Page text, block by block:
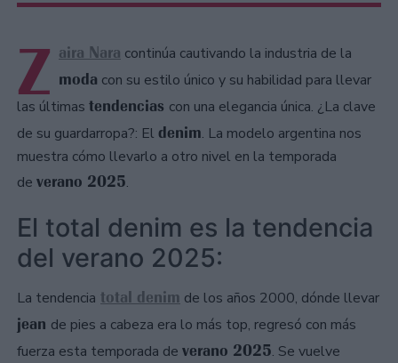
Z aira Nara continúa cautivando la industria de la
moda con su estilo único y su habilidad para llevar
las últimas tendencias con una elegancia única. ¿La clave
de su guardarropa?: El denim. La modelo argentina nos
muestra cómo llevarlo a otro nivel en la temporada
de verano 2025.
El total denim es la tendencia
del verano 2025:
La tendencia total denim de los años 2000, dónde llevar
jean de pies a cabeza era lo más top, regresó con más
fuerza esta temporada de verano 2025. Se vuelve